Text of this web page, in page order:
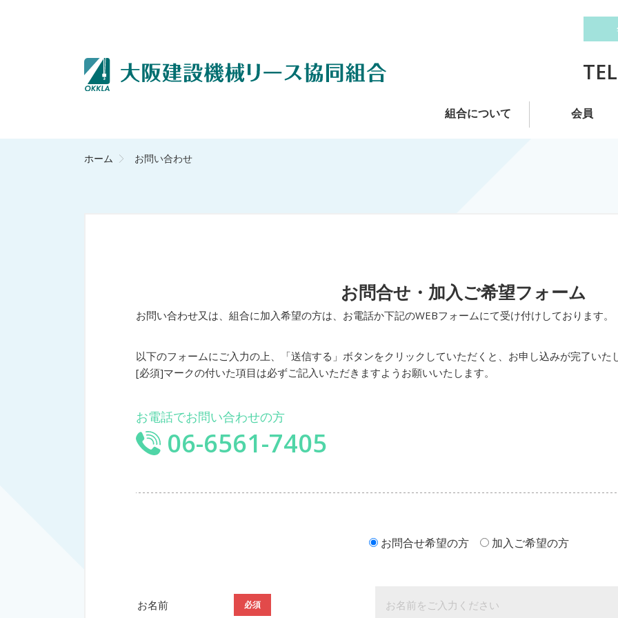
組合について 会員
ホーム お問い合わせ
お問合せ・加入ご希望フォーム
お問い合わせ又は、組合に加入希望の方は、お電話か下記のWEBフォームにて受け付けしております。
以下のフォームにご入力の上、「送信する」ボタンをクリックしていただくと、お申し込みが完了いた
[必須]マークの付いた項目は必ずご記入いただきますようお願いいたします。
お電話でお問い合わせの方
06-6561-7405
お問合せ希望の方 加入ご希望の方
お名前